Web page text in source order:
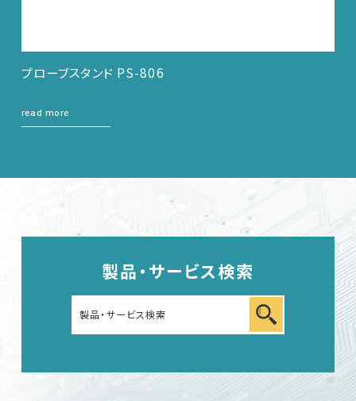
プローブスタンド PS-806
read more
製品・サービス検索